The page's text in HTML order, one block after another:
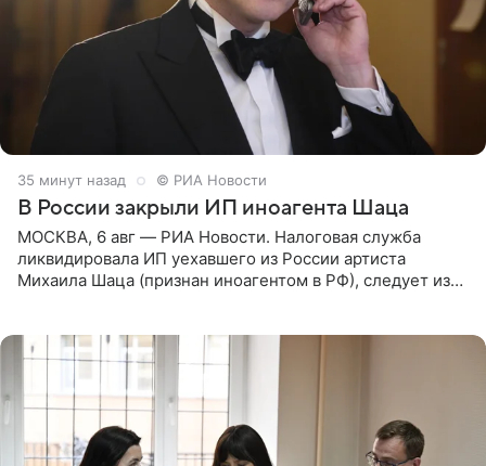
35 минут назад © РИА Новости
В России закрыли ИП иноагента Шаца
МОСКВА, 6 авг — РИА Новости. Налоговая служба
ликвидировала ИП уехавшего из России артиста
Михаила Шаца (признан иноагентом в РФ), следует из